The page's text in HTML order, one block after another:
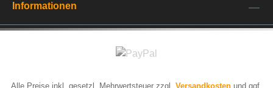
Informationen
Alle Preise inkl. gesetzl. Mehrwertsteuer zzgl. Versandkosten und ggf.